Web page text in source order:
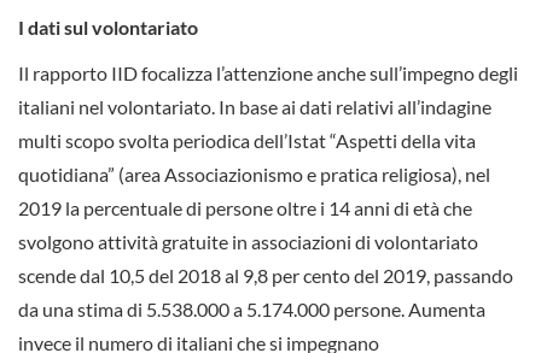
I dati sul volontariato
Il rapporto IID focalizza l’attenzione anche sull’impegno degli
italiani nel volontariato. In base ai dati relativi all’indagine
multi scopo svolta periodica dell’Istat “Aspetti della vita
quotidiana” (area Associazionismo e pratica religiosa), nel
2019 la percentuale di persone oltre i 14 anni di età che
svolgono attività gratuite in associazioni di volontariato
scende dal 10,5 del 2018 al 9,8 per cento del 2019, passando
da una stima di 5.538.000 a 5.174.000 persone. Aumenta
invece il numero di italiani che si impegnano